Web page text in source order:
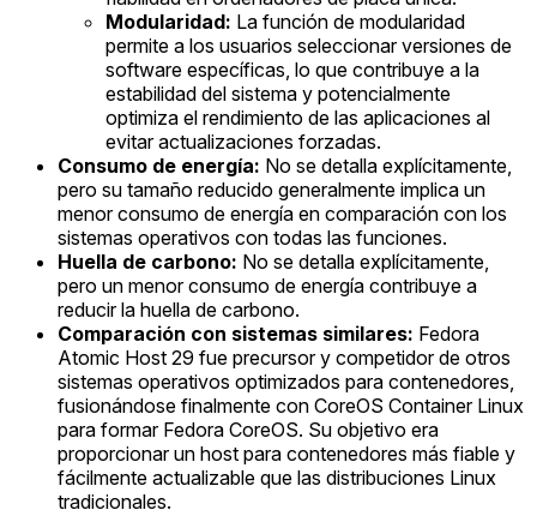
Modularidad: La función de modularidad
permite a los usuarios seleccionar versiones de
software específicas, lo que contribuye a la
estabilidad del sistema y potencialmente
optimiza el rendimiento de las aplicaciones al
evitar actualizaciones forzadas.
Consumo de energía: No se detalla explícitamente,
pero su tamaño reducido generalmente implica un
menor consumo de energía en comparación con los
sistemas operativos con todas las funciones.
Huella de carbono: No se detalla explícitamente,
pero un menor consumo de energía contribuye a
reducir la huella de carbono.
Comparación con sistemas similares: Fedora
Atomic Host 29 fue precursor y competidor de otros
sistemas operativos optimizados para contenedores,
fusionándose finalmente con CoreOS Container Linux
para formar Fedora CoreOS. Su objetivo era
proporcionar un host para contenedores más fiable y
fácilmente actualizable que las distribuciones Linux
tradicionales.